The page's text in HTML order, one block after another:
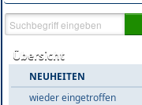
Übersicht
NEUHEITEN
wieder eingetroffen